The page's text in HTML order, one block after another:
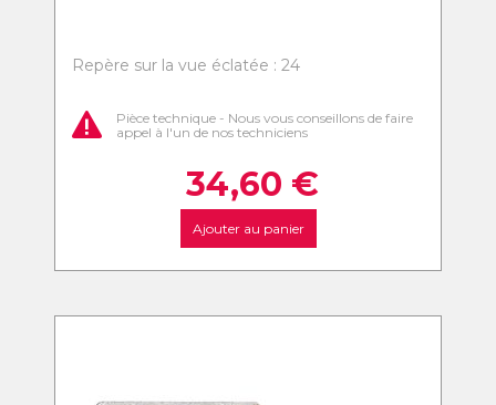
Repère sur la vue éclatée : 24
Pièce technique - Nous vous conseillons de faire
appel à l'un de nos techniciens
34,60 €
Ajouter au panier